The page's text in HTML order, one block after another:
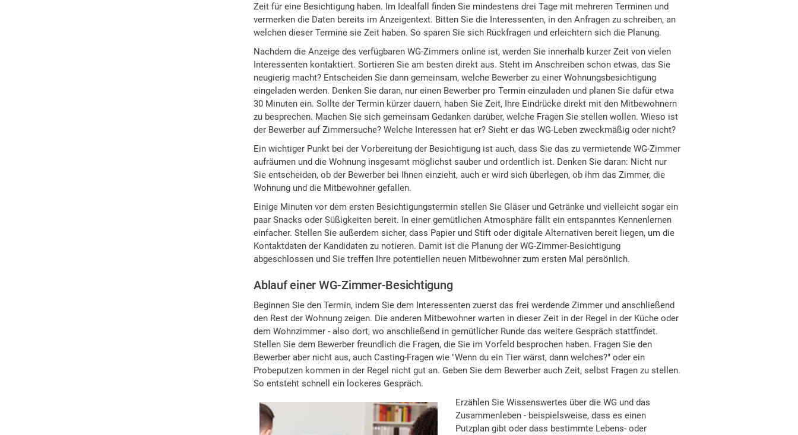
Zeit für eine Besichtigung haben. Im Idealfall finden Sie mindestens drei Tage mit mehreren Terminen und
vermerken die Daten bereits im Anzeigentext. Bitten Sie die Interessenten, in den Anfragen zu schreiben, an
welchen dieser Termine sie Zeit haben. So sparen Sie sich Rückfragen und erleichtern sich die Planung.
Nachdem die Anzeige des verfügbaren WG-Zimmers online ist, werden Sie innerhalb kurzer Zeit von vielen
Interessenten kontaktiert. Sortieren Sie am besten direkt aus. Steht im Anschreiben schon etwas, das Sie
neugierig macht? Entscheiden Sie dann gemeinsam, welche Bewerber zu einer Wohnungsbesichtigung
eingeladen werden. Denken Sie daran, nur einen Bewerber pro Termin einzuladen und planen Sie dafür etwa
30 Minuten ein. Sollte der Termin kürzer dauern, haben Sie Zeit, Ihre Eindrücke direkt mit den Mitbewohnern
zu besprechen. Machen Sie sich gemeinsam Gedanken darüber, welche Fragen Sie stellen wollen. Wieso ist
der Bewerber auf Zimmersuche? Welche Interessen hat er? Sieht er das WG-Leben zweckmäßig oder nicht?
Ein wichtiger Punkt bei der Vorbereitung der Besichtigung ist auch, dass Sie das zu vermietende WG-Zimmer
aufräumen und die Wohnung insgesamt möglichst sauber und ordentlich ist. Denken Sie daran: Nicht nur
Sie entscheiden, ob der Bewerber bei Ihnen einzieht, auch er wird sich überlegen, ob ihm das Zimmer, die
Wohnung und die Mitbewohner gefallen.
Einige Minuten vor dem ersten Besichtigungstermin stellen Sie Gläser und Getränke und vielleicht sogar ein
paar Snacks oder Süßigkeiten bereit. In einer gemütlichen Atmosphäre fällt ein entspanntes Kennenlernen
einfacher. Stellen Sie außerdem sicher, dass Papier und Stift oder digitale Alternativen bereit liegen, um die
Kontaktdaten der Kandidaten zu notieren. Damit ist die Planung der WG-Zimmer-Besichtigung
abgeschlossen und Sie treffen Ihre potentiellen neuen Mitbewohner zum ersten Mal persönlich.
Ablauf einer WG-Zimmer-Besichtigung
Beginnen Sie den Termin, indem Sie dem Interessenten zuerst das frei werdende Zimmer und anschließend
den Rest der Wohnung zeigen. Die anderen Mitbewohner warten in dieser Zeit in der Regel in der Küche oder
dem Wohnzimmer - also dort, wo anschließend in gemütlicher Runde das weitere Gespräch stattfindet.
Stellen Sie dem Bewerber freundlich die Fragen, die Sie im Vorfeld besprochen haben. Fragen Sie den
Bewerber aber nicht aus, auch Casting-Fragen wie "Wenn du ein Tier wärst, dann welches?" oder ein
Probeputzen kommen in der Regel nicht gut an. Geben Sie dem Bewerber auch Zeit, selbst Fragen zu stellen.
So entsteht schnell ein lockeres Gespräch.
Erzählen Sie Wissenswertes über die WG und das
Zusammenleben - beispielsweise, dass es einen
Putzplan gibt oder dass bestimmte Lebens- oder